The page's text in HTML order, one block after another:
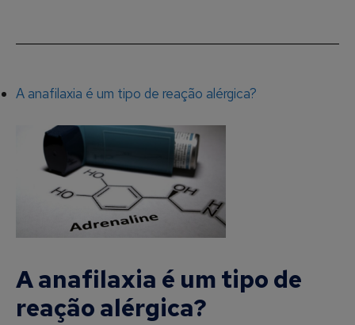
A anafilaxia é um tipo de reação alérgica?
A anafilaxia é um tipo de
reação alérgica?